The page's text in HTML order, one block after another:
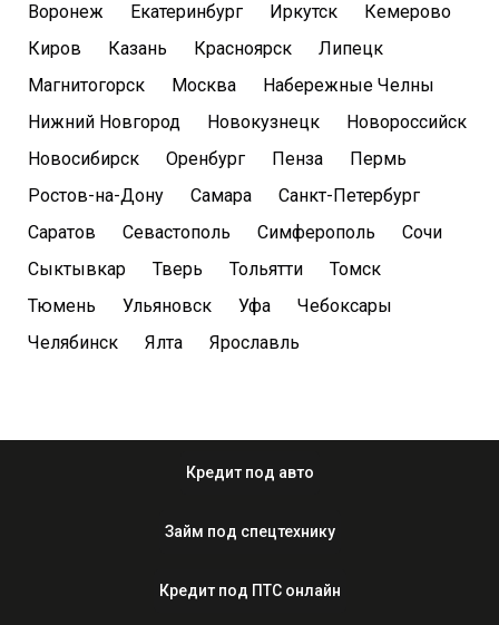
Воронеж
Екатеринбург Иркутск
Кемерово
Киров
Казань Красноярск
Липецк
Магнитогорск
Москва
Набережные Челны
Нижний Новгород
Новокузнецк
Новороссийск
Новосибирск
Оренбург Пенза
Пермь
Ростов-на-Дону
Самара
Санкт-Петербург
Саратов
Севастополь Симферополь
Сочи
Сыктывкар
Тверь Тольятти
Томск
Тюмень
Ульяновск Уфа
Чебоксары
Челябинск
Ялта Ярославль
Кредит под авто
Займ под спецтехнику
Кредит под ПТС онлайн